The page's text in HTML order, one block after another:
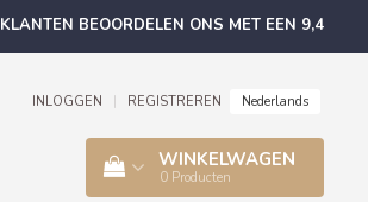
KLANTEN BEOORDELEN ONS MET EEN 9,4
INLOGGEN REGISTREREN Nederlands
WINKELWAGEN
0 Producten